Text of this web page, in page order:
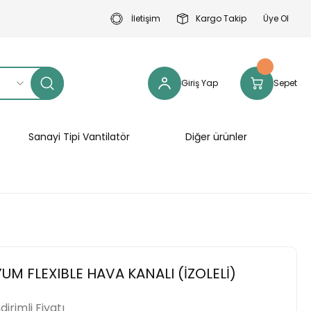
İletişim Kargo Takip Üye Ol
Giriş Yap Sepet
Sanayi Tipi Vantilatör Diğer ürünler
FLEXIBLE HAVA KANALI (İZOLELİ)